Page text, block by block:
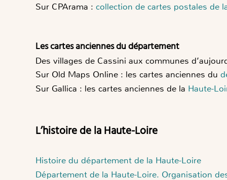
Sur CPArama : collection de cartes postales de
Les cartes anciennes du département
Des villages de Cassini aux communes
Sur Old Maps Online : les cartes anciennes du
Sur Gallica : les cartes anciennes de la Haute-
L’histoire de la Haute-Loire
Histoire du département de la Haute-Loire
Département de la Haute-Loire. Organisation